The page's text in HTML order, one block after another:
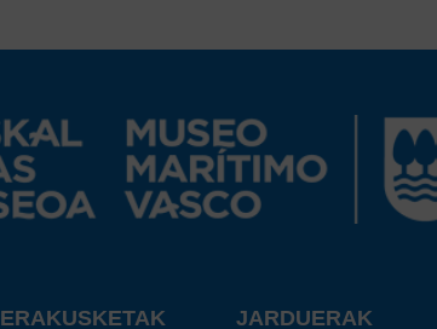
ERAKUSKETAK JARDUERAK